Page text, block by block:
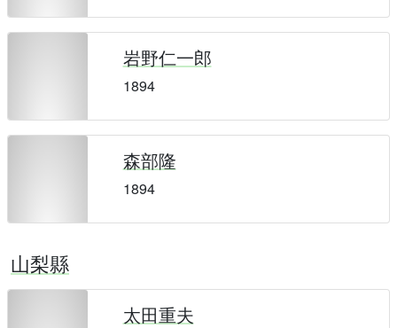
岩野仁一郎
1894
森部隆
1894
山梨縣
太田重夫